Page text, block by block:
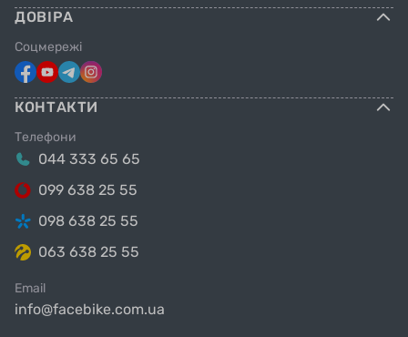
ДОВІРА
Соцмережі
КОНТАКТИ
Телефони
044 333 65 65
099 638 25 55
098 638 25 55
063 638 25 55
Email
info@facebike.com.ua